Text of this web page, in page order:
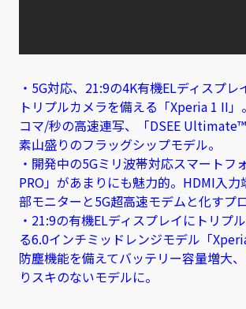
・5G対応、21:9の4K有機ELディスプレ
トリプルカメラを備える「Xperia 1 II」
コマ/秒の高速連写、「DSEE
素山盛りのフラッグシップモデル。
・開発中の5Gミリ波帯対応スマートフ
PRO」があまりにも魅力的。HDMI入力
部モニターと5G超高速モデムと化すプロ
・21:9の有機ELディスプレイにトリプ
る6.0インチミッドレンジモデル「
防塵機能を備えてバッテリー容量増大
りスキのないモデルに。